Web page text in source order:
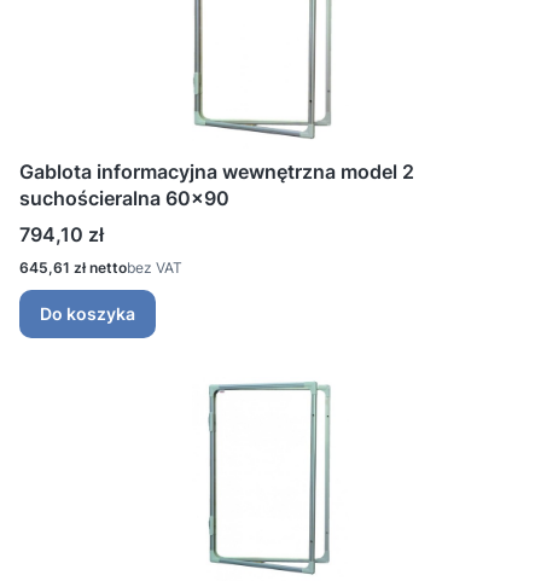
Gablota informacyjna wewnętrzna model 2
suchościeralna 60x90
Cena
794,10 zł
Cena
645,61 zł bez VAT
Do koszyka